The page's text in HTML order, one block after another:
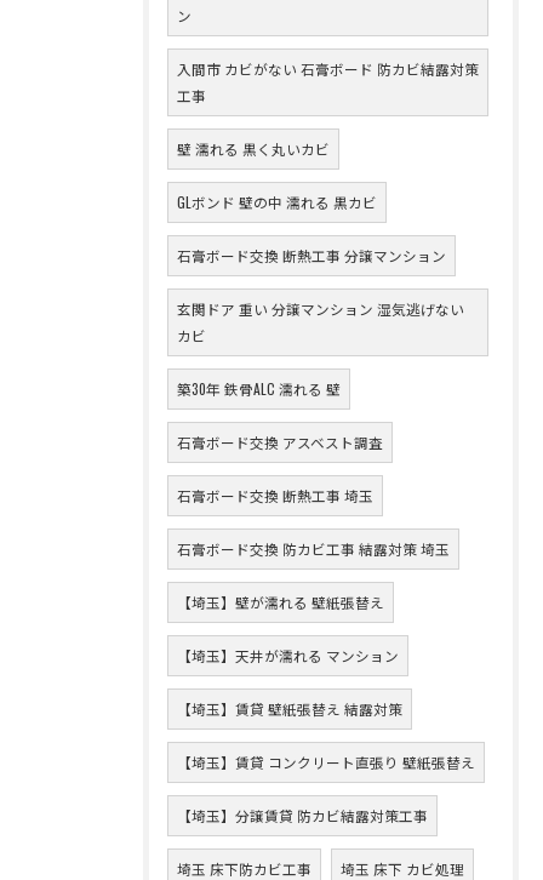
ン
入間市 カビがない 石膏ボード 防カビ結露対策
工事
壁 濡れる 黒く丸いカビ
GLボンド 壁の中 濡れる 黒カビ
石膏ボード交換 断熱工事 分譲マンション
玄関ドア 重い 分譲マンション 湿気逃げない
カビ
築30年 鉄骨ALC 濡れる 壁
石膏ボード交換 アスベスト調査
石膏ボード交換 断熱工事 埼玉
石膏ボード交換 防カビ工事 結露対策 埼玉
【埼玉】壁が濡れる 壁紙張替え
【埼玉】天井が濡れる マンション
【埼玉】賃貸 壁紙張替え 結露対策
【埼玉】賃貸 コンクリート直張り 壁紙張替え
【埼玉】分譲賃貸 防カビ結露対策工事
埼玉 床下防カビ工事 埼玉 床下 カビ処理